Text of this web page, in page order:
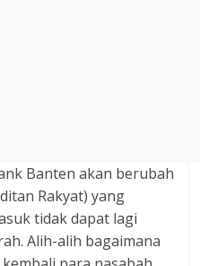
Banten akan berubah
Rakyat) yang
tidak dapat lagi
Alih-alih bagaimana